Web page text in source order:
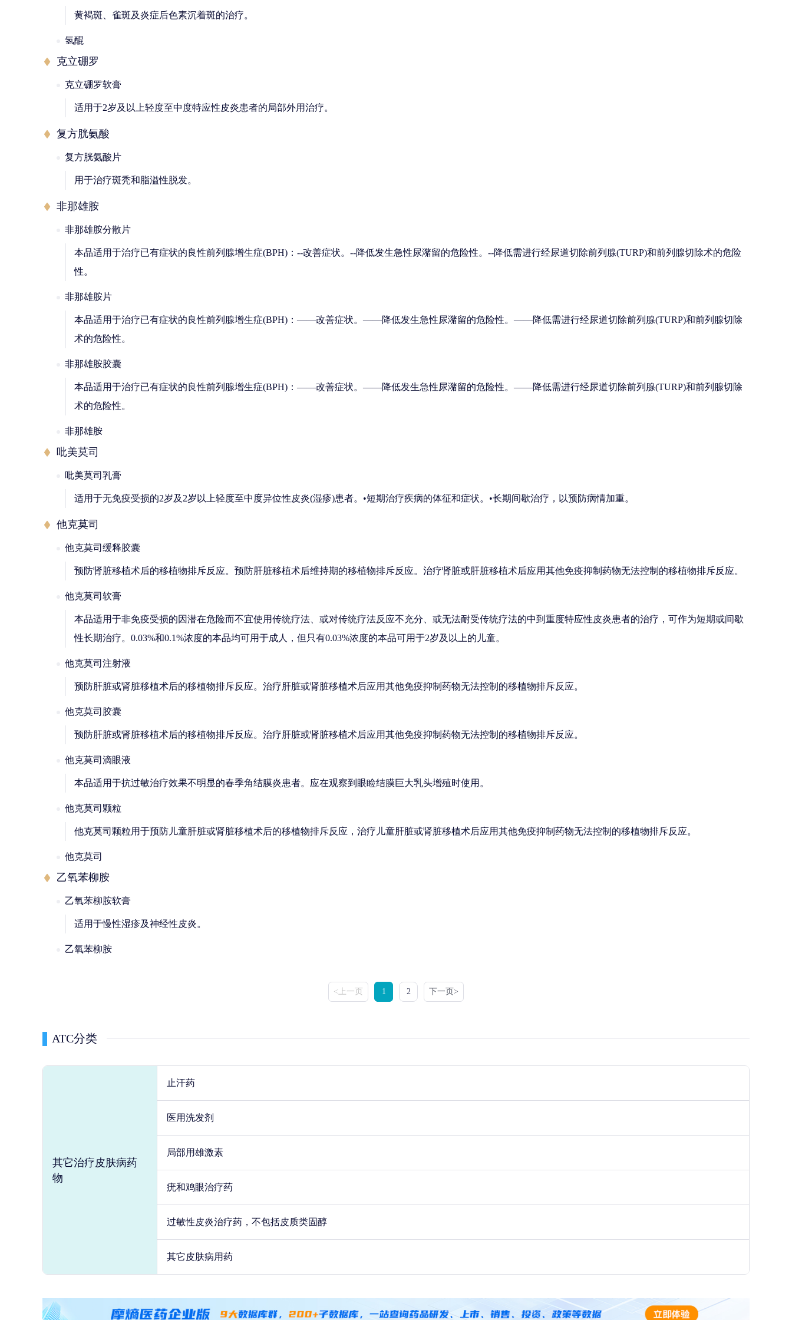
黄褐斑、雀斑及炎症后色素沉着斑的治疗。
氢醌
克立硼罗
克立硼罗软膏
适用于2岁及以上轻度至中度特应性皮炎患者的局部外用治疗。
复方胱氨酸
复方胱氨酸片
用于治疗斑秃和脂溢性脱发。
非那雄胺
非那雄胺分散片
本品适用于治疗已有症状的良性前列腺增生症(BPH)：--改善症状。--降低发生急性尿潴留的危险性。--降低需进行经尿道切除前列腺(TURP)和前列腺切除术的危险
性。
非那雄胺片
本品适用于治疗已有症状的良性前列腺增生症(BPH)：――改善症状。――降低发生急性尿潴留的危险性。――降低需进行经尿道切除前列腺(TURP)和前列腺切除
术的危险性。
非那雄胺胶囊
本品适用于治疗已有症状的良性前列腺增生症(BPH)：――改善症状。――降低发生急性尿潴留的危险性。――降低需进行经尿道切除前列腺(TURP)和前列腺切除
术的危险性。
非那雄胺
吡美莫司
吡美莫司乳膏
适用于无免疫受损的2岁及2岁以上轻度至中度异位性皮炎(湿疹)患者。•短期治疗疾病的体征和症状。•长期间歇治疗，以预防病情加重。
他克莫司
他克莫司缓释胶囊
预防肾脏移植术后的移植物排斥反应。预防肝脏移植术后维持期的移植物排斥反应。治疗肾脏或肝脏移植术后应用其他免疫抑制药物无法控制的移植物排斥反应。
他克莫司软膏
本品适用于非免疫受损的因潜在危险而不宜使用传统疗法、或对传统疗法反应不充分、或无法耐受传统疗法的中到重度特应性皮炎患者的治疗，可作为短期或间歇
性长期治疗。0.03%和0.1%浓度的本品均可用于成人，但只有0.03%浓度的本品可用于2岁及以上的儿童。
他克莫司注射液
预防肝脏或肾脏移植术后的移植物排斥反应。治疗肝脏或肾脏移植术后应用其他免疫抑制药物无法控制的移植物排斥反应。
他克莫司胶囊
预防肝脏或肾脏移植术后的移植物排斥反应。治疗肝脏或肾脏移植术后应用其他免疫抑制药物无法控制的移植物排斥反应。
他克莫司滴眼液
本品适用于抗过敏治疗效果不明显的春季角结膜炎患者。应在观察到眼睑结膜巨大乳头增殖时使用。
他克莫司颗粒
他克莫司颗粒用于预防儿童肝脏或肾脏移植术后的移植物排斥反应，治疗儿童肝脏或肾脏移植术后应用其他免疫抑制药物无法控制的移植物排斥反应。
他克莫司
乙氧苯柳胺
乙氧苯柳胺软膏
适用于慢性湿疹及神经性皮炎。
乙氧苯柳胺
<上一页 1 2 下一页>
ATC分类
其它治疗皮肤病药
物
止汗药
医用洗发剂
局部用雄激素
疣和鸡眼治疗药
过敏性皮炎治疗药，不包括皮质类固醇
其它皮肤病用药